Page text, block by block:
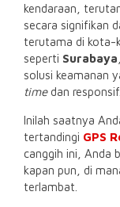
kendaraan,
secara signifikan
terutama di kota-
seperti Surabaya
solusi keamanan
timedan responsif.
Inilah saatnya
tertandingi GPS
canggih ini, Anda
kapan pun, di
terlambat.